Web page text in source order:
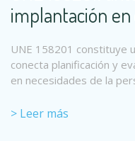
implantación
UNE 158201 constituye
conecta planificación y
en necesidades de la
> Leer más